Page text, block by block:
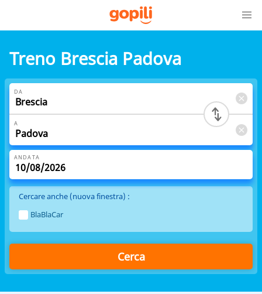
Treno Brescia Padova
DA
A
ANDATA
Cercare anche (nuova finestra) :
BlaBlaCar
Cerca